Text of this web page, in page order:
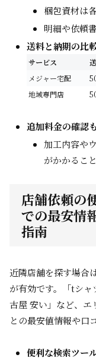
梱包資材は
明細や依頼
送料と納期の比
サービス
メジャー宅配
地域専門店
追加料金の確認
加工内容や
がかかるこ
店舗依頼の
での最安情
指南
近隣店舗を探す場合は
が有効です。「tシ
古屋 安い」など、
との最安値情報や口
便利な検索ツー